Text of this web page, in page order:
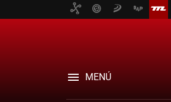
MENÚ